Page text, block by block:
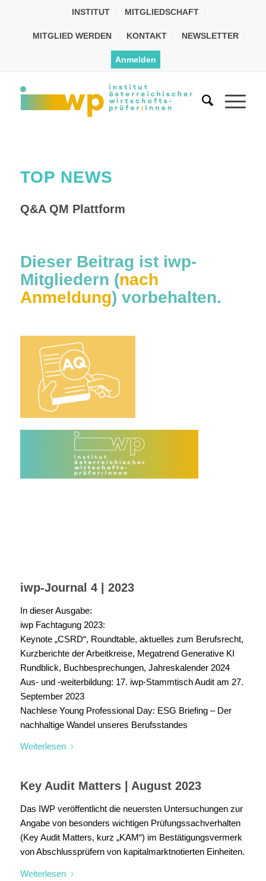
INSTITUT MITGLIEDSCHAFT
MITGLIED WERDEN KONTAKT NEWSLETTER
Anmelden
TOP NEWS
Q&A QM Plattform
Dieser Beitrag ist iwp-
Mitgliedern (nach
Anmeldung) vorbehalten.
iwp-Journal 4 | 2023
In dieser Ausgabe:
iwp Fachtagung 2023:
Keynote „CSRD“, Roundtable, aktuelles zum Berufsrecht,
Kurzberichte der Arbeitkreise, Megatrend Generative KI
Rundblick, Buchbesprechungen, Jahreskalender 2024
Aus- und -weiterbildung: 17. iwp-Stammtisch Audit am 27.
September 2023
Nachlese Young Professional Day: ESG Briefing – Der
nachhaltige Wandel unseres Berufsstandes
Weiterlesen
Key Audit Matters | August 2023
Das IWP veröffentlicht die neuersten Untersuchungen zur
Angabe von besonders wichtigen Prüfungssachverhalten
(Key Audit Matters, kurz „KAM“) im Bestätigungsvermerk
von Abschlussprüfern von kapitalmarktnotierten Einheiten.
Weiterlesen